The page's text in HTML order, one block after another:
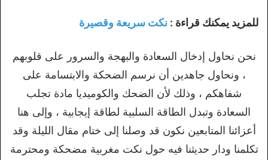
للمزيد يمكنك قراءة : نكت سريعة وقصيرة
نحن نحاول إدخال السعادة والبهجة والسرور على قلوبهم
، ونحاول جاهدين أن نرسم الضحكة والابتسامة على
شفاهكم ، وذلك لأن الضحك والكوميديا مادة تجلب
السعادة وتبدل الطاقة السلبية لطاقة إيجابية ، وإلى هنا
أعزائنا المتابعين نكون قد وصلنا إلى ختام مقال الليلة وقد
تكلمنا ودار حديثنا فيه حول نكت مغربية مضحكة ومحترمة